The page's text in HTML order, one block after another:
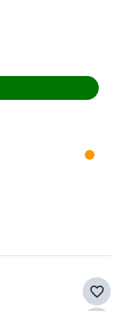
favorite_border